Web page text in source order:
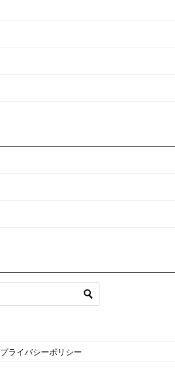
プライバシーポリシー